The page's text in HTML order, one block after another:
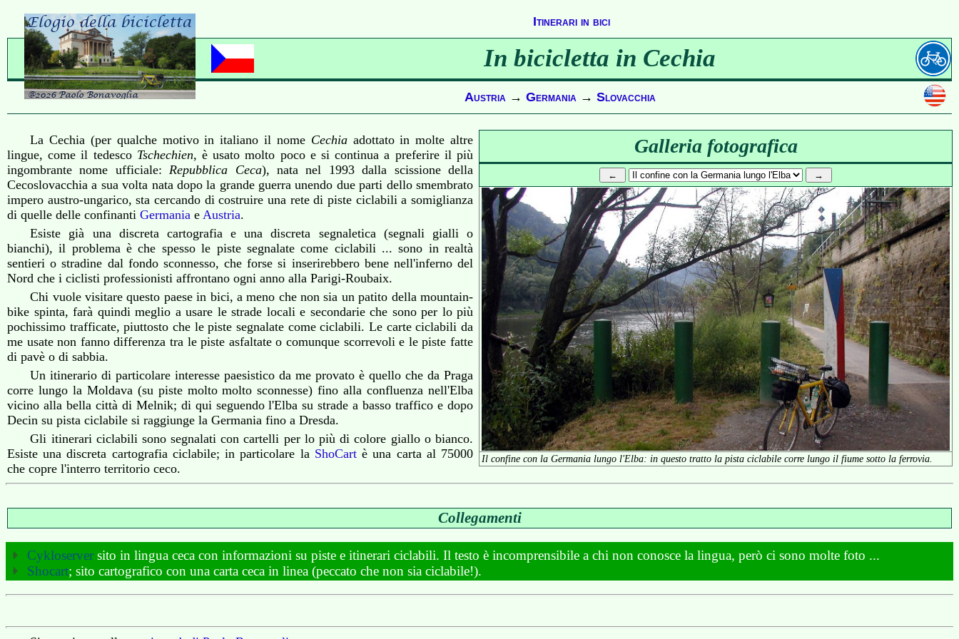
Itinerari in bici
In bicicletta in Cechia
Austria → Germania → Slovacchia
Galleria fotografica
Il confine con la Germania lungo l'Elba: in questo tratto la pista ciclabile corre lungo il fiume sotto la ferrovia.
La Cechia (per qualche motivo in italiano il nome Cechiaadottato in molte altre
lingue, come il tedesco Tschechien, è usato molto poco e si continua a preferire il più
ingombrante nome ufficiale:Repubblica Ceca), nata nel 1993 dalla scissione della
Cecoslovacchia a sua volta nata dopo la grande guerra unendo due parti dello smembrato
impero austro-ungarico, sta cercando di costruire una rete di piste ciclabili a somiglianza
di quelle delle confinanti Germania e Austria.
Esiste già una discreta cartografia e una discreta segnaletica (segnali gialli o
bianchi), il problema è che spesso le piste segnalate come ciclabili ... sono in realtà
sentieri o stradine dal fondo sconnesso, che forse si inserirebbero bene nell'inferno del
Nord che i ciclisti professionisti affrontano ogni anno alla Parigi-Roubaix.
Chi vuole visitare questo paese in bici, a meno che non sia un patito della mountain-
bike spinta, farà quindi meglio a usare le strade locali e secondarie che sono per lo più
pochissimo trafficate, piuttosto che le piste segnalate come ciclabili. Le carte ciclabili da
me usate non fanno differenza tra le piste asfaltate o comunque scorrevoli e le piste fatte
di pavè o di sabbia.
Un itinerario di particolare interesse paesistico da me provato è quello che da Praga
corre lungo la Moldava (su piste molto molto sconnesse) fino alla confluenza nell'Elba
vicino alla bella città di Melnik; di qui seguendo l'Elba su strade a basso traffico e dopo
Decin su pista ciclabile si raggiunge la Germania fino a Dresda.
Gli itinerari ciclabili sono segnalati con cartelli per lo più di colore giallo o bianco.
Esiste una discreta cartografia ciclabile; in particolare la ShoCartè una carta al 75000
che copre l'interro territorio ceco.
Collegamenti
Cykloserversito in lingua ceca con informazioni su piste e itinerari ciclabili. Il testo è incomprensibile a chi non conosce la lingua, però ci sono molte foto ...
Shocart; sito cartografico con una carta ceca in linea (peccato che non sia ciclabile!).